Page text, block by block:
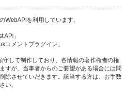
WebAPIを利用しています。
API」
コメントプラグイン」
守して制作しており、各情報の著作権者の権
すが、当事者からのご要望がある場合には問
除させていだきます。該当する方は、お手数
い。